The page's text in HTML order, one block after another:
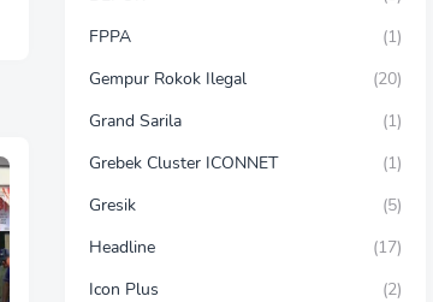
FPPA
(1)
Gempur Rokok Ilegal
(20)
Grand Sarila
(1)
Grebek Cluster ICONNET
(1)
Gresik
(5)
Headline
(17)
Icon Plus
(2)